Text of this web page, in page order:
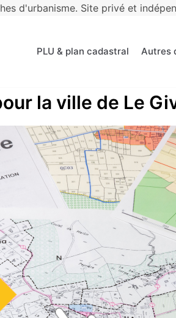
d'urbanisme. Site privé et
PLU & plan cadastral Autres
la ville de Le